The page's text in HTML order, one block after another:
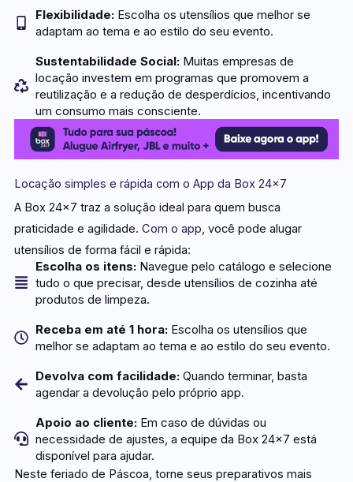
Flexibilidade: Escolha os utensílios que melhor se
adaptam ao tema e ao estilo do seu evento.
Sustentabilidade Social: Muitas empresas de
locação investem em programas que promovem a
reutilização e a redução de desperdícios, incentivando
um consumo mais consciente.
Locação simples e rápida com o App da Box 24×7
A Box 24×7 traz a solução ideal para quem busca
praticidade e agilidade. Com o app, você pode alugar
utensílios de forma fácil e rápida:
Escolha os itens: Navegue pelo catálogo e selecione
tudo o que precisar, desde utensílios de cozinha até
produtos de limpeza.
Receba em até 1 hora: Escolha os utensílios que
melhor se adaptam ao tema e ao estilo do seu evento.
Devolva com facilidade: Quando terminar, basta
agendar a devolução pelo próprio app.
Apoio ao cliente: Em caso de dúvidas ou
necessidade de ajustes, a equipe da Box 24x7 está
disponível para ajudar.
Neste feriado de Páscoa, torne seus preparativos mais